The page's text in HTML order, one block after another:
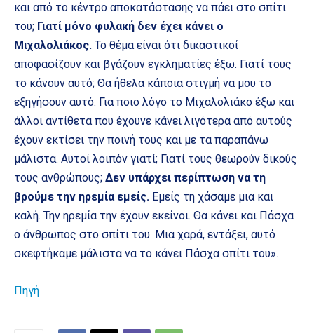
και από το κέντρο αποκατάστασης να πάει στο σπίτι
του; Γιατί μόνο φυλακή δεν έχει κάνει ο
Μιχαλολιάκος. Το θέμα είναι ότι δικαστικοί
αποφασίζουν και βγάζουν εγκληματίες έξω. Γιατί τους
το κάνουν αυτό; Θα ήθελα κάποια στιγμή να μου το
εξηγήσουν αυτό. Για ποιο λόγο το Μιχαλολιάκο έξω και
άλλοι αντίθετα που έχουνε κάνει λιγότερα από αυτούς
έχουν εκτίσει την ποινή τους και με τα παραπάνω
μάλιστα. Αυτοί λοιπόν γιατί; Γιατί τους θεωρούν δικούς
τους ανθρώπους; Δεν υπάρχει περίπτωση να τη
βρούμε την ηρεμία εμείς. Εμείς τη χάσαμε μια και
καλή. Την ηρεμία την έχουν εκείνοι. Θα κάνει και Πάσχα
ο άνθρωπος στο σπίτι του. Μια χαρά, εντάξει, αυτό
σκεφτήκαμε μάλιστα να το κάνει Πάσχα σπίτι του».
Πηγή